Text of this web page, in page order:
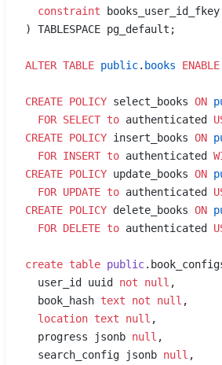
  constraint
books_user_id_fkey
) TABLESPACE pg_default;
ALTER TABLE public. books ENABLE
CREATE POLICY select_books ON
  FOR
SELECT to authenticated
CREATE POLICY insert_books ON
  FOR
INSERT to authenticated
CREATE POLICY update_books ON
  FOR
UPDATE to authenticated
CREATE POLICY delete_books ON
  FOR
DELETE to authenticated
create table public
  user_id uuid
not null ,
  book_hash
text not null ,
  location
text null ,
  progress jsonb
null ,
  search_config jsonb
null ,